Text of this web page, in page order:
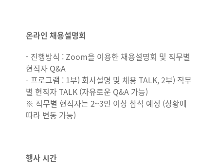
온라인 채용설명회
- 진행방식 : Zoom을 이용한 채용설명회 및 직무별
현직자 Q&A
- 프로그램 : 1부) 회사설명 및 채용 TALK, 2부) 직무
별 현직자 TALK (자유로운 Q&A 가능)
※ 직무별 현직자는 2~3인 이상 참석 예정 (상황에
따라 변동 가능)
행사 시간